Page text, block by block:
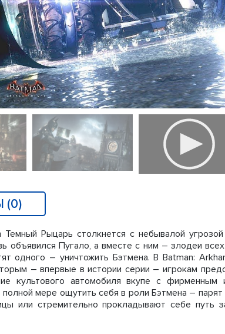
(0)
Рыцарь столкнется с небывалой угрозой
объявился Пугало, а вместе с ним – злодеи
одного – уничтожить Бэтмена. В Batman:
– впервые в истории серии – игрокам
культового автомобиля вкупе с фирменным
мере ощутить себя в роли Бэтмена – парят
или стремительно прокладывают себе путь